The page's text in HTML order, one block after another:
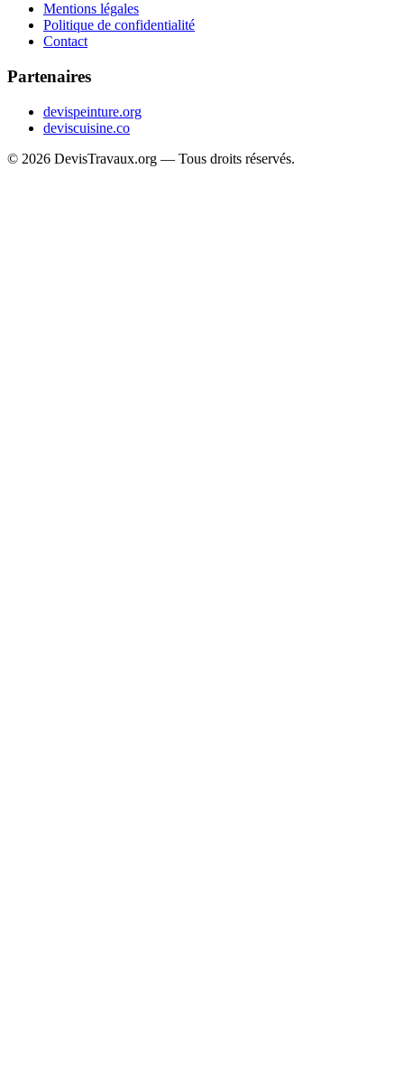
Mentions légales
Politique de confidentialité
Contact
Partenaires
devispeinture.org
deviscuisine.co
© 2026 DevisTravaux.org — Tous droits réservés.